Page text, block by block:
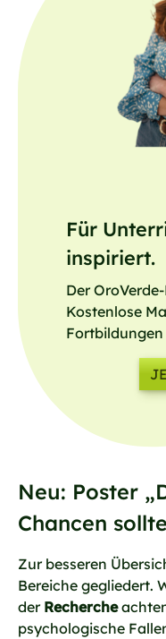
Für
inspiriert.
Der
Kostenlose
Fortbildungen
Neu: Poster
Chancen
Zur besseren
Bereiche gegliedert.
der Recherche
psychologische